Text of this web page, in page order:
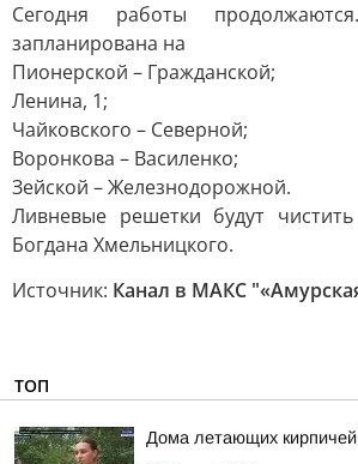
Сегодня работы
запланирована на
Пионерской – Гражданской;
Ленина, 1;
Чайковского – Северной;
Воронкова – Василенко;
Зейской – Железнодорожной.
Ливневые решетки будут
Богдана Хмельницкого.
Источник: Канал в МАКС
ТОП
Дома летающих